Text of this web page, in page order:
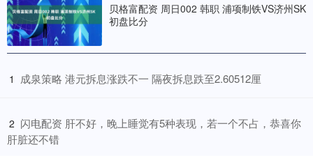
贝格富配资 周日002 韩职 浦项制铁VS济州SK
初盘比分
1 ​成泉策略 港元拆息涨跌不一 隔夜拆息跌至2.60512厘
2 ​闪电配资 肝不好，晚上睡觉有5种表现，若一个不占，恭喜你
肝脏还不错